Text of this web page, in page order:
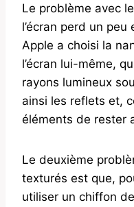
Le problème avec
l’écran perd un peu
Apple a choisi la
l’écran lui-même,
rayons lumineux
ainsi les reflets et,
éléments de rester
Le deuxième
texturés est que,
utiliser un chiffon